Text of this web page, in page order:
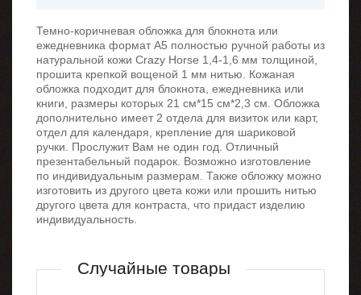
Темно-коричневая обложка для блокнота или
ежедневника формат А5 полностью ручной работы из
натуральной кожи Crazy Horse 1,4-1,6 мм толщиной,
прошита крепкой вощеной 1 мм нитью. Кожаная
обложка подходит для блокнота, ежедневника или
книги, размеры которых 21 см*15 см*2,3 см. Обложка
дополнительно имеет 2 отдела для визиток или карт,
отдел для календаря, крепление для шариковой
ручки. Прослужит Вам не один год. Отличный
презентабельный подарок. Возможно изготовление
по индивидуальным размерам. Также обложку можно
изготовить из другого цвета кожи или прошить нитью
другого цвета для контраста, что придаст изделию
индивидуальность.
Случайные товары